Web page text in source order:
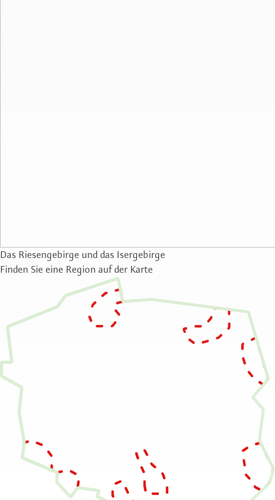
Das Riesengebirge und das Isergebirge
Finden Sie eine Region auf der Karte